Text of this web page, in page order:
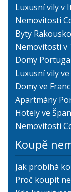
Luxusní vily v
Nemovitosti
Byty Rakousko
Nemovitosti v
Domy
Luxusní vily
Domy ve
Apartmány
Hotely ve
Nemovitosti
Koupě
Jak probíhá
Proč koupit